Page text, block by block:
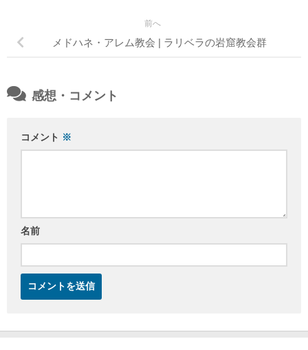
前へ
メドハネ・アレム教会 | ラリベラの岩窟教会群
感想・コメント
コメント ※
名前